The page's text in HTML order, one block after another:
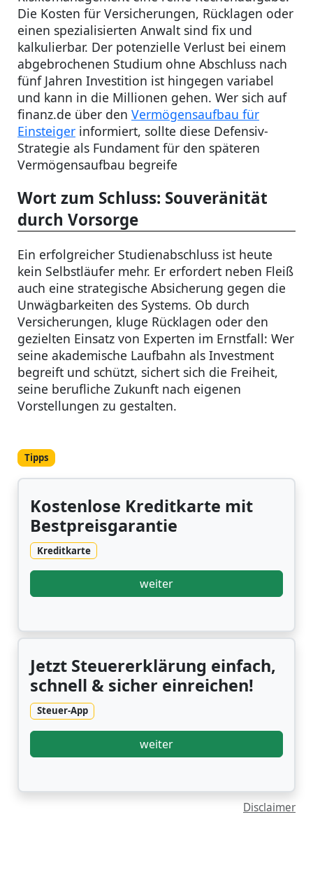
Die Kosten für Versicherungen, Rücklagen oder
einen spezialisierten Anwalt sind fix und
kalkulierbar. Der potenzielle Verlust bei einem
abgebrochenen Studium ohne Abschluss nach
fünf Jahren Investition ist hingegen variabel
und kann in die Millionen gehen. Wer sich auf
finanz.de über den Vermögensaufbau für
Einsteiger informiert, sollte diese Defensiv-
Strategie als Fundament für den späteren
Vermögensaufbau begreife
Wort zum Schluss: Souveränität
durch Vorsorge
Ein erfolgreicher Studienabschluss ist heute
kein Selbstläufer mehr. Er erfordert neben Fleiß
auch eine strategische Absicherung gegen die
Unwägbarkeiten des Systems. Ob durch
Versicherungen, kluge Rücklagen oder den
gezielten Einsatz von Experten im Ernstfall: Wer
seine akademische Laufbahn als Investment
begreift und schützt, sichert sich die Freiheit,
seine berufliche Zukunft nach eigenen
Vorstellungen zu gestalten.
Tipps
Kostenlose Kreditkarte mit
Bestpreisgarantie
Kreditkarte
weiter
Jetzt Steuererklärung einfach,
schnell & sicher einreichen!
Steuer-App
weiter
Disclaimer